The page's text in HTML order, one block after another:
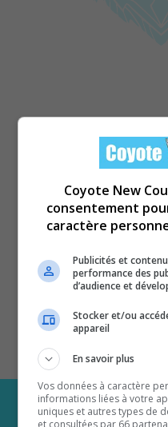
Coyote New
consentement
caractère
Publicités et
performance des
d’audience et
Stocker et/ou
appareil
En savoir plus
Vos données à caractère
informations liées à votre
uniques et autres types de
et consultées par 66